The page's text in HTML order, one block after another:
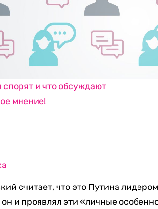
спорят и что обсуждают
мнение!
считает, что это Путина
он и проявлял эти «личные